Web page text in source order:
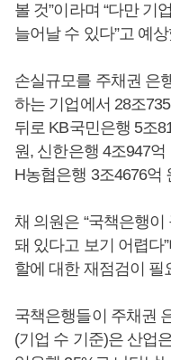
볼 것”이라며 “다만 기
늘어날 수 있다”고 예
손실규모를 주채권 은
하는 기업에서 28조
뒤로 KB국민은행 5조
원, 신한은행 4조947
H농협은행 3조4676억
채 의원은 “국책은행
돼 있다고 보기 어렵다
할에 대한 재점검이 필
국책은행들이 주채권
(기업 수 기준)은 산업